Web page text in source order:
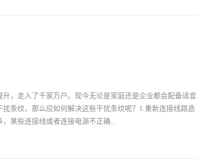
备当中使用，我们采用了特殊的设计，可以使用不同的网
需要来进行调节的。三、性能高，可满足各种需求由于我们
是同步的，延时几乎看不出来。同时还支持透明数据传输以
用场合的需求。以上就是裕宽高标清编码器的优势所体现的
善的日志信息随时可以查到。并且本身有前置的液晶面板，
并且可以和其他设备连接实现对编码器的控制。
，走入了千家万户。现今无论是家庭还是企业都会配备适宜
条纹，那么应如何解决这些干扰条纹呢？1.重新连接线路造
某些连接线或者连接电源不正确...
出现干扰条纹。这时较为妥当的办法就是用专用的光端机电